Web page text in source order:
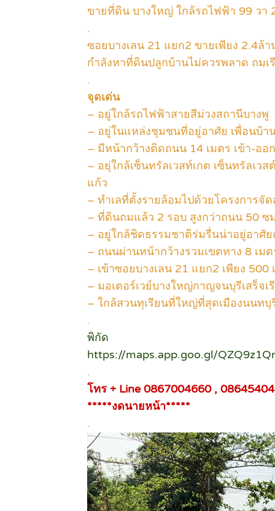
ขายที่ดิน บางใหญ่ ใกล้รถไฟฟ้า 99 วา
.
ซอยบางเลน 21 แยก2 ขายเพียง 2.4ล้
กำลังหาที่ดินปลูกบ้านไม่ควรพลาด ถมเ
.
จุดเด่น
– อยู่ใกล้รถไฟฟ้าสายสีม่วงสถานีบางพู
– อยู่ในแหล่งชุมชนที่อยู่อาศัย เพื่อนบ้า
– มีหน้ากว้างติดถนน 14 เมตร เข้า-ออ
– อยุ่ใกล้เซ็นทรัลเวสท์เกต เซ็นทรัลเ
แก้ว
– ทำเลที่ตั้งรายล้อมไปด้วยโครงการจั
– ที่ดินถมแล้ว 2 รอบ สูงกว่าถนน 50 ซ
– อยู่ใกล้ชิดธรรมชาติร่มรื่นน่าอยู่อาศั
– ถนนผ่านหน้ากว้างรวมเขตทาง 8 เ
– เข้าซอยบางเลน 21 แยก2 เพียง 500
– มอเตอร์เวย์บางใหญ่กาญจนบุรีเสร็จ
– ใกล้สวนทุเรียนที่ใหญ่ที่สุดเมืองนนทบุ
.
พิกัด
https://maps.app.goo.gl/
.
โทร + Line 0867004660 ,
*****งดนายหน้า*****
.